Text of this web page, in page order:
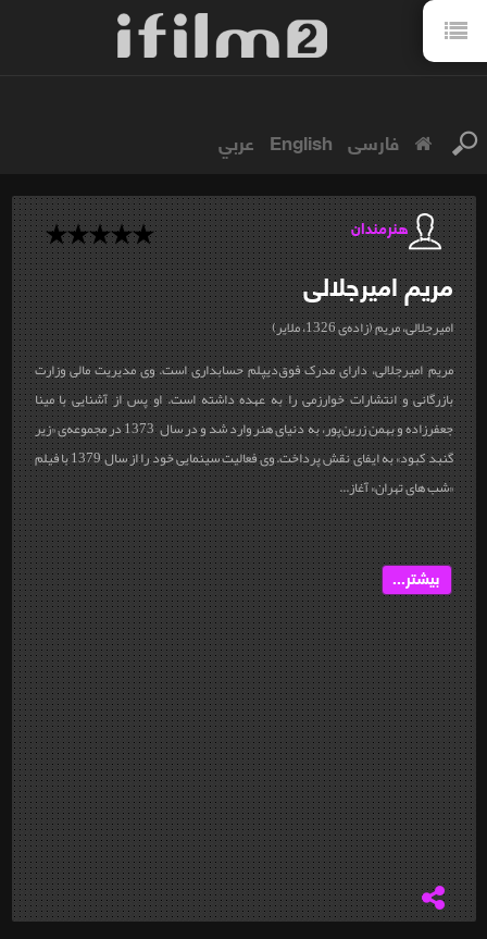
فارسی English عربي
هنرمندان
مریمامیرجلالی
امیرجلالی، مریم (زاده‌ی 1326، ملایر)
مریم امیرجلالی، دارای مدرک فوق‌دیپلم حسابداری است. وی مدیریت مالی وزارت
بازرگانی و انتشارات خوارزمی را به عهده داشته‌ است. او پس از آشنایی با مینا
جعفرزاده و بهمن زرین‌پور، به دنیای هنر وارد شد و در سال 1373 در مجموعه‌ی «زیر
گنبد کبود» به ایفای نقش پرداخت. وی فعاليت سينمايی خود را از سال 1379 با فيلم
«شب های تهران» آغاز...
بیشتر...